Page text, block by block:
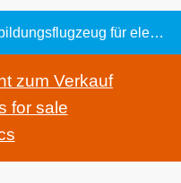
HFB 320M Hansa Jet ECM: Ausbildungsflugzeug für elektronische Kampfführung der Deutschen Luftwaffe
zum Verkauf
for sale